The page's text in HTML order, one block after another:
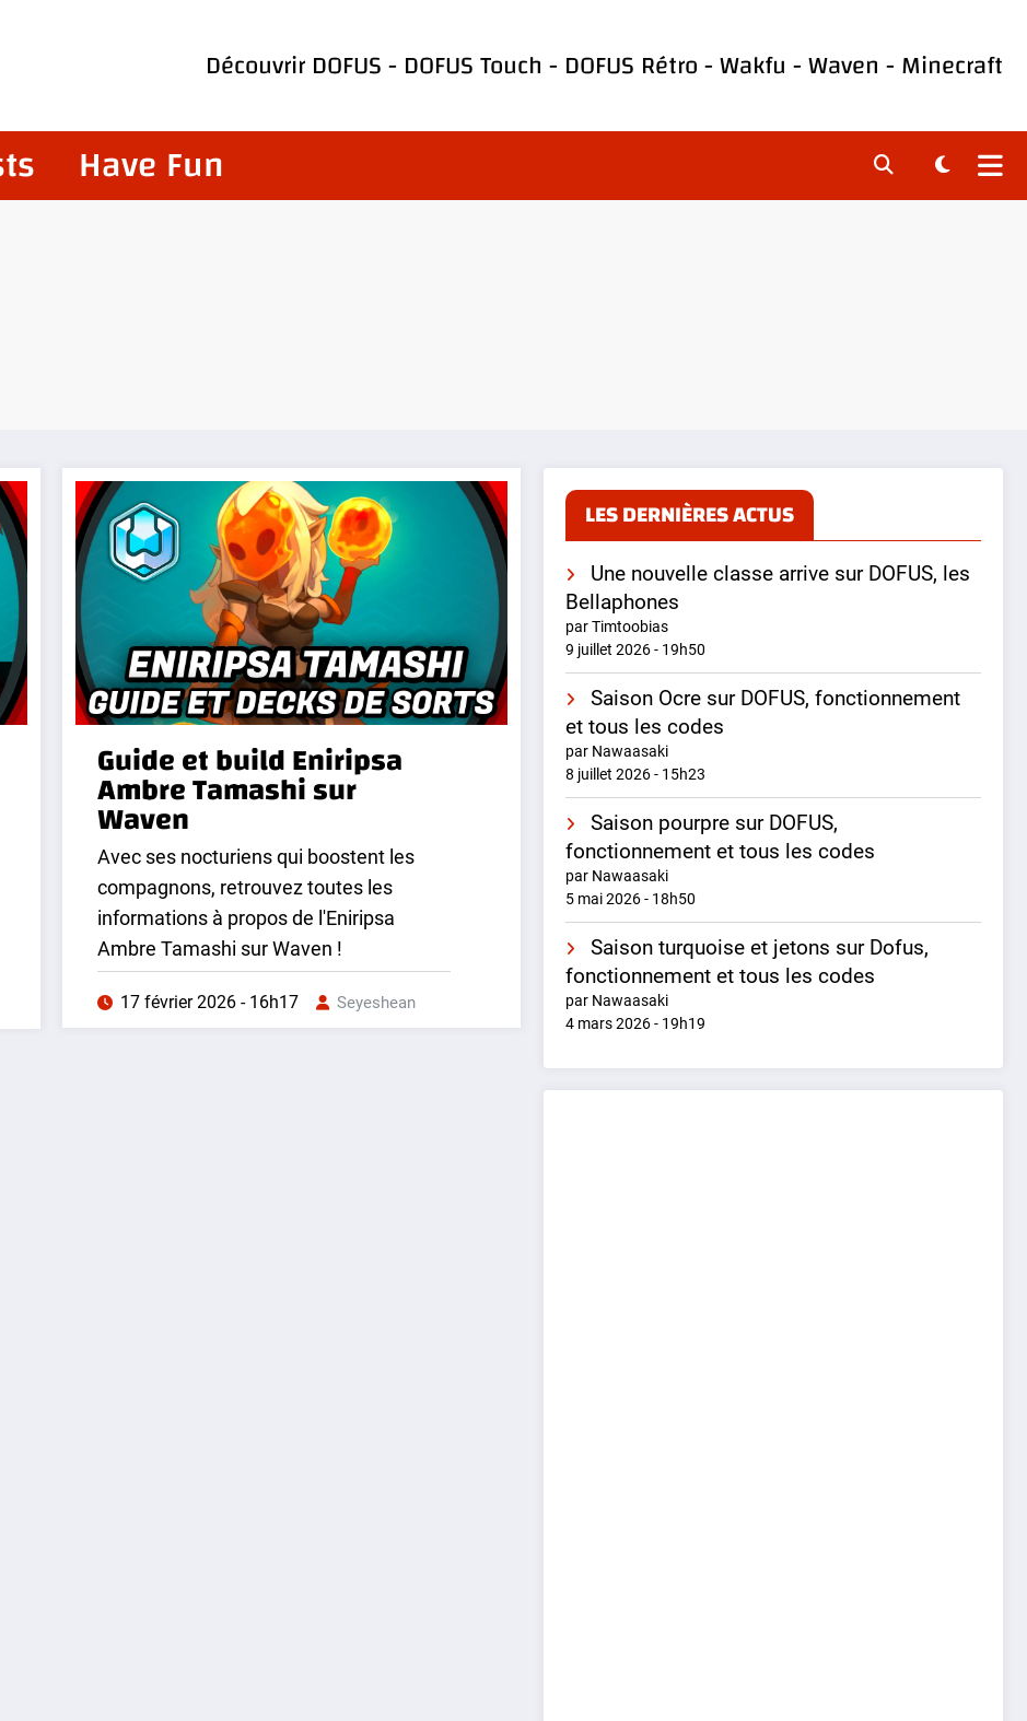
DécouvrirDOFUS-DOFUS Touch-DOFUS Rétro-Wakfu-Waven-Minecraft
Have Fun
Guide et build Eniripsa
Ambre Tamashi sur
Waven
Avec ses nocturiens qui boostent les
compagnons, retrouvez toutes les
informations à propos de l'Eniripsa
Ambre Tamashi sur Waven !
17 février 2026 - 16h17 Seyeshean
LES DERNIÈRES ACTUS
Une nouvelle classe arrive sur DOFUS, les
Bellaphones
par Timtoobias
9 juillet 2026 - 19h50
Saison Ocre sur DOFUS, fonctionnement
et tous les codes
par Nawaasaki
8 juillet 2026 - 15h23
Saison pourpre sur DOFUS,
fonctionnement et tous les codes
par Nawaasaki
5 mai 2026 - 18h50
Saison turquoise et jetons sur Dofus,
fonctionnement et tous les codes
par Nawaasaki
4 mars 2026 - 19h19